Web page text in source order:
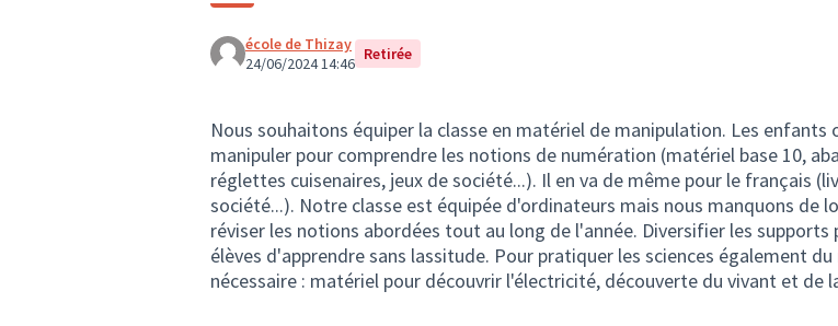
école de Thizay
24/06/2024 14:46 Retirée
Nous souhaitons équiper la classe en matériel de manipulation. Les enfants
manipuler pour comprendre les notions de numération (matériel base 10,
réglettes cuisenaires, jeux de société...). Il en va de même pour le français
société...). Notre classe est équipée d'ordinateurs mais nous manquons de
réviser les notions abordées tout au long de l'année. Diversifier les supports
élèves d'apprendre sans lassitude. Pour pratiquer les sciences également
nécessaire : matériel pour découvrir l'électricité, découverte du vivant et de